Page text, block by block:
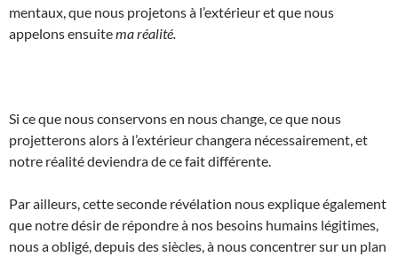
mentaux, que nous projetons à l’extérieur et que nous
appelons ensuitema réalité.
Si ce que nous conservons en nous change, ce que nous
projetterons alors à l’extérieur changera nécessairement, et
notre réalité deviendra de ce fait différente.
Par ailleurs, cette seconde révélation nous explique également
que notre désir de répondre à nos besoins humains légitimes,
nous a obligé, depuis des siècles, à nous concentrer sur un plan